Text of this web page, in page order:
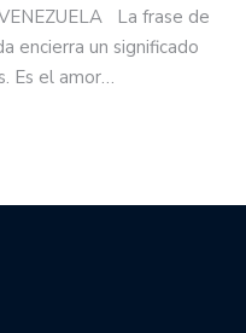
La frase de
encierra un significado
Es el amor…